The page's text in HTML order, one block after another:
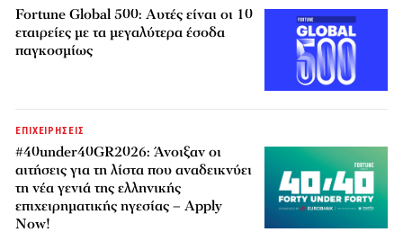
Fortune Global 500: Αυτές είναι οι 10
εταιρείες με τα μεγαλύτερα έσοδα
παγκοσμίως
ΕΠΙΧΕΙΡΗΣΕΙΣ
#40under40GR2026: Άνοιξαν οι
αιτήσεις για τη λίστα που αναδεικνύει
τη νέα γενιά της ελληνικής
επιχειρηματικής ηγεσίας – Apply
Now!